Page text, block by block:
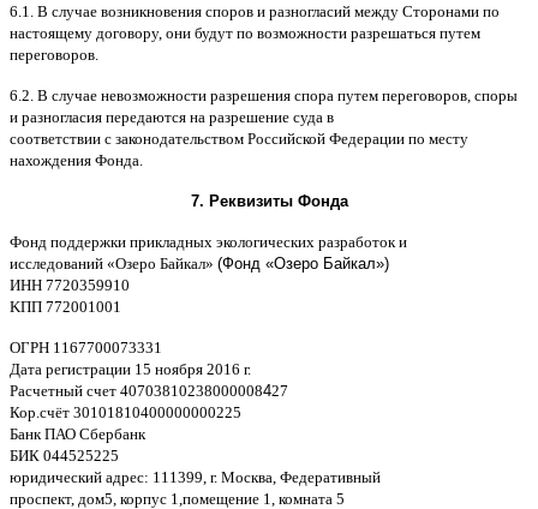
6.1. B случае возникновения споров и разногласий между Сторонами по
настоящему договору, они будут по возможности разрешаться путем
переговоров
6.2. B случае невозможности разрешения спора путем переговоров споры
и разногласия передаются на разрешение суда в
соответствии c законодательством Российской Федерации по месту
нахождения Фонда
7. Реквизиты Фонда
Фонд поддержки прикладных экологических разработок и
исследований «Озеро Байкал» (Фонд «Озеро Байкал»)
ИНН 7720359910
KПП 772001001
ОГРН 1167700073331
Дата регистрации 15 ноября 2016 г.
Расчетный счет 40703810238000008427
Кор счёт 30101810400000000225
Банк ПАО Сбербанк
БИК 044525225
юридический адрес: 111399, г. Москва Федеративный
проспект, дом5, корпус 1, помещение 1, комната 5